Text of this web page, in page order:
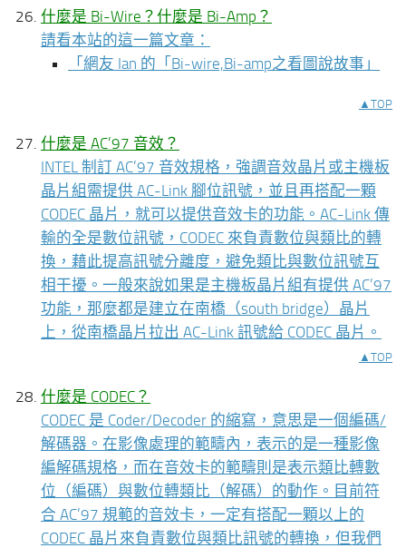
什麼是 Bi-Wire？什麼是 Bi-Amp？
請看本站的這一篇文章：
「 網友 Ian 的「Bi-wire,Bi-amp之看圖說故事」
▲TOP
什麼是 AC’97 音效？
INTEL 制訂 AC’97 音效規格，強調音效晶片或主機板
晶片組需提供 AC-Link 腳位訊號，並且再搭配一顆
CODEC 晶片，就可以提供音效卡的功能。AC-Link 傳
輸的全是數位訊號，CODEC 來負責數位與類比的轉
換，藉此提高訊號分離度，避免類比與數位訊號互
相干擾。一般來說如果是主機板晶片組有提供 AC’97
功能，那麼都是建立在南橋（south bridge）晶片
上，從南橋晶片拉出 AC-Link 訊號給 CODEC 晶片。
▲TOP
什麼是 CODEC？
CODEC 是 Coder/Decoder 的縮寫，意思是一個編碼/
解碼器。在影像處理的範疇內，表示的是一種影像
編解碼規格，而在音效卡的範疇則是表示類比轉數
位（編碼）與數位轉類比（解碼）的動作。目前符
合 AC’97 規範的音效卡，一定有搭配一顆以上的
CODEC 晶片來負責數位與類比訊號的轉換，但我們